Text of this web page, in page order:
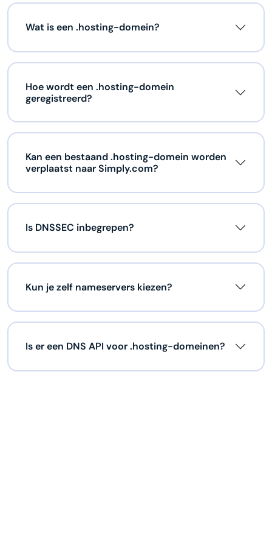
Wat is een .hosting-domein?
Hoe wordt een .hosting-domein
geregistreerd?
Kan een bestaand .hosting-domein worden
verplaatst naar Simply.com?
Is DNSSEC inbegrepen?
Kun je zelf nameservers kiezen?
Is er een DNS API voor .hosting-domeinen?